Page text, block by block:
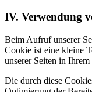
IV. Verwendung
Beim Aufruf unserer
Cookie ist eine kleine
unserer Seiten in
Die durch diese